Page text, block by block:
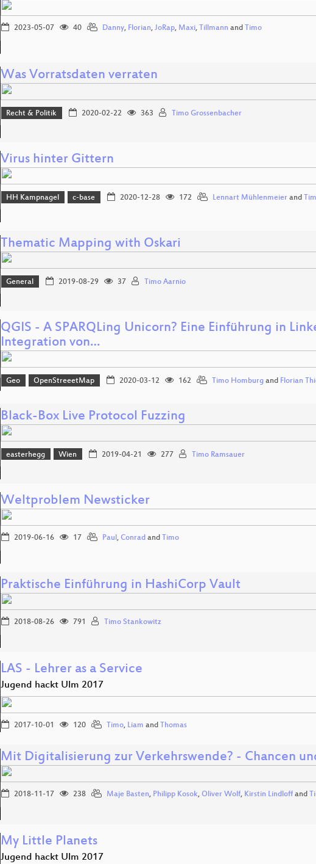
2023-05-07 40 Danny, Florian, JoRap, Maxi, Tillmann and Timo
Was Vorratsdaten verraten
Recht & Politik 2020-02-22 363 Timo Grossenbacher
Virus hinter Gittern
HH Kampnagel c-base 2020-12-28 172 Lennart Mühlenmeierand
Thematic Mapping with Oskari
General 2019-08-29 37 Timo Aarnio
QGIS - A SPARQLing Unicorn? Eine Einführung in
Integration von…
Geo OpenStreeetMap 2020-03-12 162 Timo Homburgand Florian
Black-Box Live Protocol Fuzzing
easterhegg Wien 2019-04-21 277 Timo Ramsauer
Weltproblem Newsticker
2019-06-16 17 Paul , Conrad and Timo
Praktische Einführung in HashiCorp Vault
2018-08-26 791 Timo Stankowitz
LAS - Lehrer as a Service
Jugend hackt Ulm 2017
2017-10-01 120 Timo, Liam and Thomas
Mit Digitalisierung zur Verkehrswende? - Chancen
2018-11-17 238 Maje Basten, Philipp Kosok, Oliver Wolf, Kirstin Lindloff and
My Little Planets
Jugend hackt Ulm 2017